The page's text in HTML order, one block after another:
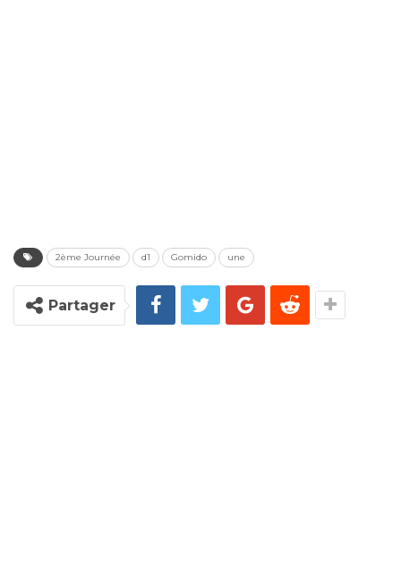
2ème Journée d1 Gomido une
Partager